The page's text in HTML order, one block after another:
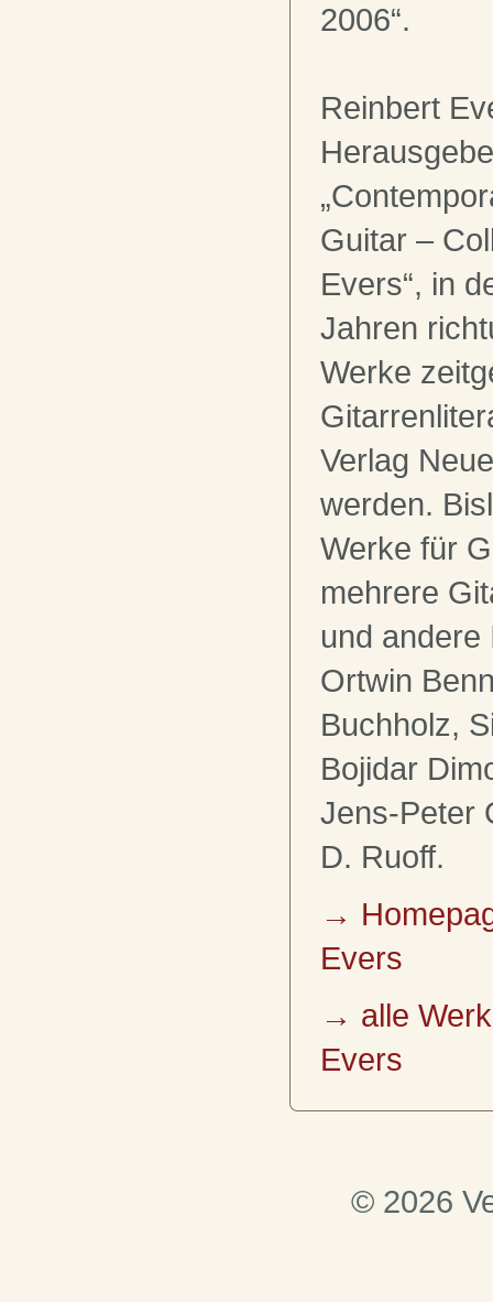
2006“.
Reinbert
Guitar –
Evers“, in
Jahren
Werke
Verlag
werden.
Werke für
mehrere
und andere
Ortwin
Buchholz,
Bojidar
Jens-Peter
D. Ruoff.
→
Evers
→ alle
Evers
© 2026